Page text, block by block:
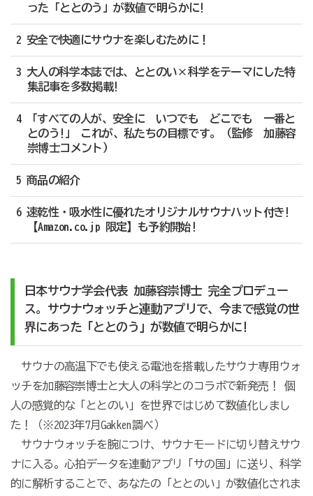
った「ととのう」が数値で明らかに!
2 安全で快適にサウナを楽しむために！
3 大人の科学本誌では、ととのい×科学をテーマにした特
集記事を多数掲載!
4 「すべての人が、安全に いつでも どこでも 一番と
とのう!」 これが、私たちの目標です。（監修 加藤容
崇博士コメント）
5 商品の紹介
6 速乾性・吸水性に優れたオリジナルサウナハット付き!
【Amazon.co.jp 限定】も予約開始!
日本サウナ学会代表 加藤容崇博士 完全プロデュー
ス。サウナウォッチと連動アプリで、今まで感覚の世
界にあった「ととのう」が数値で明らかに!
サウナの高温下でも使える電池を搭載したサウナ専用ウォ
ッチを加藤容崇博士と大人の科学とのコラボで新発売！ 個
人の感覚的な「ととのい」を世界ではじめて数値化しまし
た！（※2023年7月Gakken調べ）
サウナウォッチを腕につけ、サウナモードに切り替えサウ
ナに入る。心拍データを連動アプリ「サの国」に送り、科学
的に解析することで、あなたの「ととのい」が数値化されま